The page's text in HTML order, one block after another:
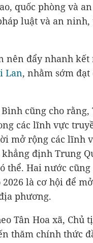
quốc phòng và
luật và an
nên đẩy nhanh
Lan, nhằm sớm
cũng cho
các lĩnh vực
mở rộng các lĩnh
định Trung
thể. Hai nước
2026 là cơ hội để
phương.
Tân Hoa xã, Chủ
thăm chính thức